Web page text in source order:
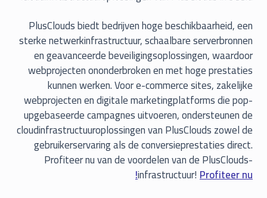
PlusClouds biedt bedrijven hoge beschikbaarheid, een
sterke netwerkinfrastructuur, schaalbare serverbronnen
en geavanceerde beveiligingsoplossingen, waardoor
webprojecten ononderbroken en met hoge prestaties
kunnen werken. Voor e-commerce sites, zakelijke
webprojecten en digitale marketingplatforms die pop-
upgebaseerde campagnes uitvoeren, ondersteunen de
cloudinfrastructuuroplossingen van PlusClouds zowel de
gebruikerservaring als de conversieprestaties direct.
Profiteer nu van de voordelen van de PlusClouds-
infrastructuur!Profiteer nu!